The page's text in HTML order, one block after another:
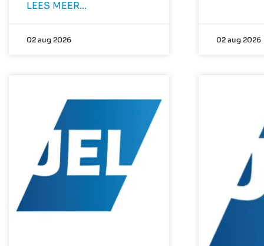
LEES MEER...
02 aug 2026 02 aug 2026